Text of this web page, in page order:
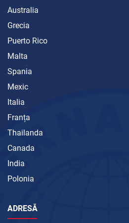
Australia
Grecia
Puerto Rico
Malta
Spania
Mexic
Italia
Franța
Thailanda
Canada
India
Polonia
ADRESĂ